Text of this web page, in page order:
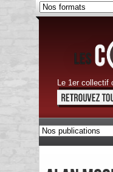
Le 1er collectif